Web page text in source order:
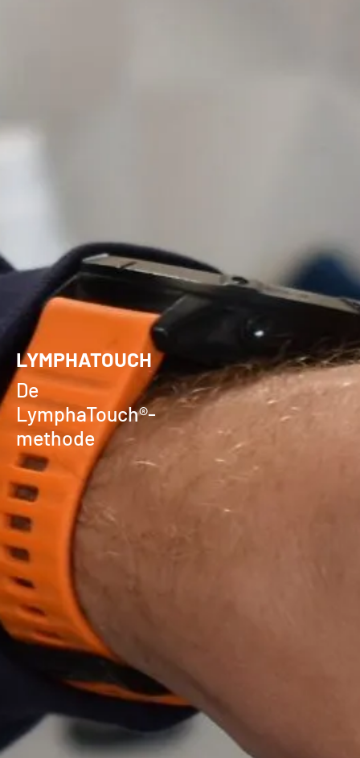
LYMPHATOUCH
De
LymphaTouch®-
methode